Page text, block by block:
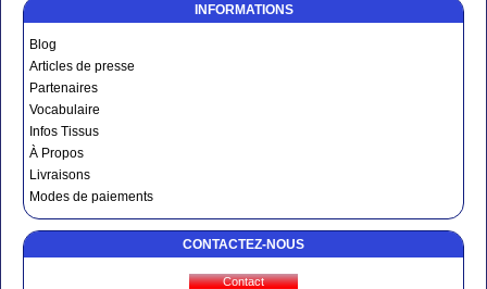
INFORMATIONS
Blog
Articles de presse
Partenaires
Vocabulaire
Infos Tissus
À Propos
Livraisons
Modes de paiements
CONTACTEZ-NOUS